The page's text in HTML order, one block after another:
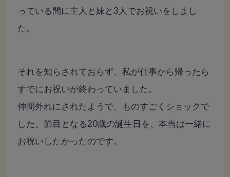
っている間に主人と妹と3人でお祝いをしまし
た。
それを知らされておらず、私が仕事から帰ったら
すでにお祝いが終わっていました。
仲間外れにされたようで、ものすごくショックで
した。節目となる20歳の誕生日を、本当は一緒に
お祝いしたかったのです。